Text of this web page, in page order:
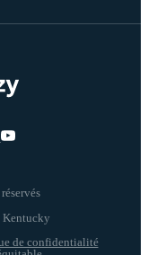
de confidentialité